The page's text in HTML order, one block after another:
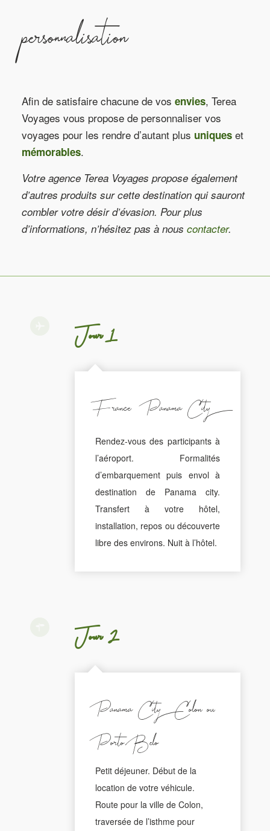
personnalisation
Afin de satisfaire chacune de vos envies, Terea
Voyages vous propose de personnaliser vos
voyages pour les rendre d’autant plus uniqueset
mémorables.
Votre agence Terea Voyages propose également
d’autres produits sur cette destination qui sauront
combler votre désir d’évasion. Pour plus
d’informations, n’hésitez pas à nous contacter.
Jour 1
France - Panama City
Rendez-vous des participants à
l’aéroport. Formalités
d’embarquement puis envol à
destination de Panama city.
Transfert à votre hôtel,
installation, repos ou découverte
libre des environs. Nuit à l’hôtel.
Jour 2
Panama City - Colon ou
Porto Belo
Petit déjeuner. Début de la
location de votre véhicule.
Route pour la ville de Colon,
traversée de l’isthme pour